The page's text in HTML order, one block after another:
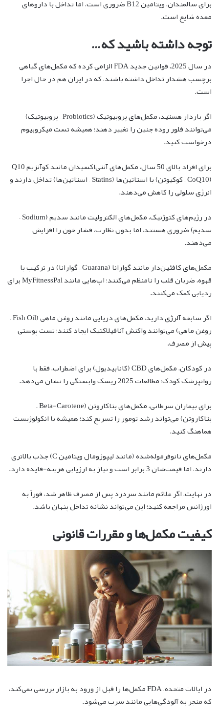
برای سالمندان، ویتامین B12 ضروری است، اما تداخل با داروهای
معده شایع است.
توجه داشته باشید که…
در سال 2025، قوانین جدید FDA الزامی کرده که مکمل‌های گیاهی
برچسب هشدار تداخل داشته باشند، که در ایران هم در حال اجرا
است.
اگر باردار هستید، مکمل‌های پروبیوتیک (Probiotics – پروبیوتیک)
می‌توانند فلور روده جنین را تغییر دهند؛ همیشه تست میکروبیوم
درخواست کنید.
برای افراد بالای 50 سال، مکمل‌های آنتی‌اکسیدان مانند کوآنزیم Q10
(CoQ10 – کوکیوتن) با استاتین‌ها (Statins – استاتین‌ها) تداخل دارند و
انرژی سلولی را کاهش می‌دهند.
در رژیم‌های کتوژنیک، مکمل‌های الکترولیت مانند سدیم (Sodium –
سدیم) ضروری هستند، اما بدون نظارت، فشار خون را افزایش
می‌دهند.
مکمل‌های کافئین‌دار مانند گوارانا (Guarana – گوارانا) در ترکیب با
قهوه، ضربان قلب را نامنظم می‌کنند؛ اپ‌هایی مانند MyFitnessPal برای
ردیابی کمک می‌کنند.
اگر سابقه آلرژی دارید، مکمل‌های دریایی مانند روغن ماهی (Fish Oil –
روغن ماهی) می‌توانند واکنش آنافیلاکتیک ایجاد کنند؛ تست پوستی
پیش از مصرف.
در کودکان، مکمل‌های CBD (کانابیدیول) برای اضطراب، فقط با
روانپزشک کودک؛ مطالعات 2025 ریسک وابستگی را نشان می‌دهد.
برای بیماران سرطانی، مکمل‌های بتاکاروتن (Beta-Carotene –
بتاکاروتن) می‌تواند رشد تومور را تسریع کند؛ همیشه با انکولوژیست
هماهنگ کنید.
مکمل‌های نانوفرموله‌شده (مانند لیپوزومال ویتامین C) جذب بالاتری
دارند، اما قیمت‌شان 3 برابر است و نیاز به ارزیابی هزینه-فایده دارد.
در نهایت، اگر علائم مانند سردرد پس از مصرف ظاهر شد، فوراً به
اورژانس مراجعه کنید؛ این می‌تواند نشانه تداخل پنهان باشد.
کیفیت مکمل‌ها و مقررات قانونی
در ایالات متحده، FDA مکمل‌ها را قبل از ورود به بازار بررسی نمی‌کند،
که منجر به آلودگی‌هایی مانند سرب می‌شود.